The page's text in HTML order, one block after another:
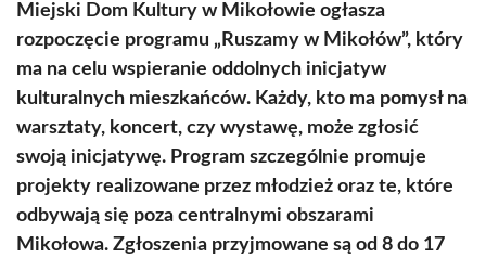
Miejski Dom Kultury w Mikołowie ogłasza
rozpoczęcie programu „Ruszamy w Mikołów”, który
ma na celu wspieranie oddolnych inicjatyw
kulturalnych mieszkańców. Każdy, kto ma pomysł na
warsztaty, koncert, czy wystawę, może zgłosić
swoją inicjatywę. Program szczególnie promuje
projekty realizowane przez młodzież oraz te, które
odbywają się poza centralnymi obszarami
Mikołowa. Zgłoszenia przyjmowane są od 8 do 17